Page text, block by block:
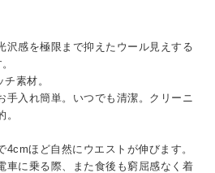
沢感を極限まで抑えたウール見えする
素材。
手入れ簡単。いつでも清潔。クリーニ
4cmほど自然にウエストが伸びます。
車に乗る際、また食後も窮屈感なく着